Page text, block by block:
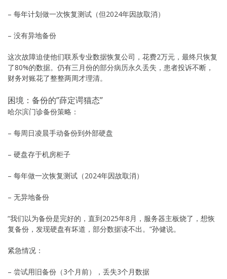
– 每年计划做一次恢复测试（但2024年因故取消）
– 没有异地备份
这次故障迫使他们联系专业数据恢复公司，花费2万元，最终只恢复
了80%的数据。仍有三月份的部分病历永久丢失，患者投诉不断，
财务对账花了整整两周才理清。
困境：备份的”薛定谔猫态”
哈尔滨门诊备份策略：
– 每周日凌晨手动备份到外部硬盘
– 硬盘存于机房柜子
– 每年做一次恢复测试（2024年因故取消）
– 无异地备份
“我们以为备份是完好的，直到2025年8月，服务器主板烧了，想恢
复备份，发现硬盘有坏道，部分数据读不出。”孙健说。
紧急情况：
– 尝试用旧备份（3个月前），丢失3个月数据